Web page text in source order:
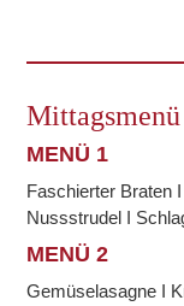
Mittagsmenü
MENÜ 1
Faschierter Braten
Nussstrudel I
MENÜ 2
Gemüselasagne I